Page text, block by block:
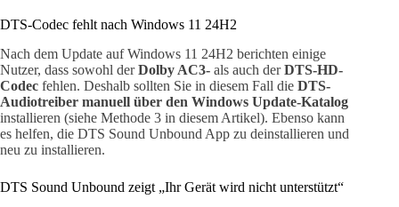
DTS-Codec fehlt nach Windows 11 24H2
Nach dem Update auf Windows 11 24H2 berichten einige
Nutzer, dass sowohl derDolby AC3- als auch derDTS-HD-
Codec fehlen. Deshalb sollten Sie in diesem Fall die DTS-
Audiotreiber manuell über den Windows Update-Katalog
installieren (siehe Methode 3 in diesem Artikel). Ebenso kann
es helfen, die DTS Sound Unbound App zu deinstallieren und
neu zu installieren.
DTS Sound Unbound zeigt „Ihr Gerät wird nicht unterstützt“